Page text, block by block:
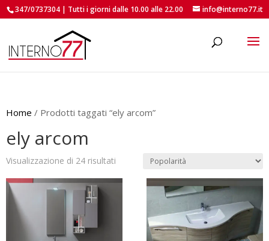
347/0737304 | Tutti i giorni dalle 10.00 alle 22.00 info@interno77.it
Home / Prodotti taggati “ely arcom”
ely arcom
Visualizzazione di 24 risultati Popolarità